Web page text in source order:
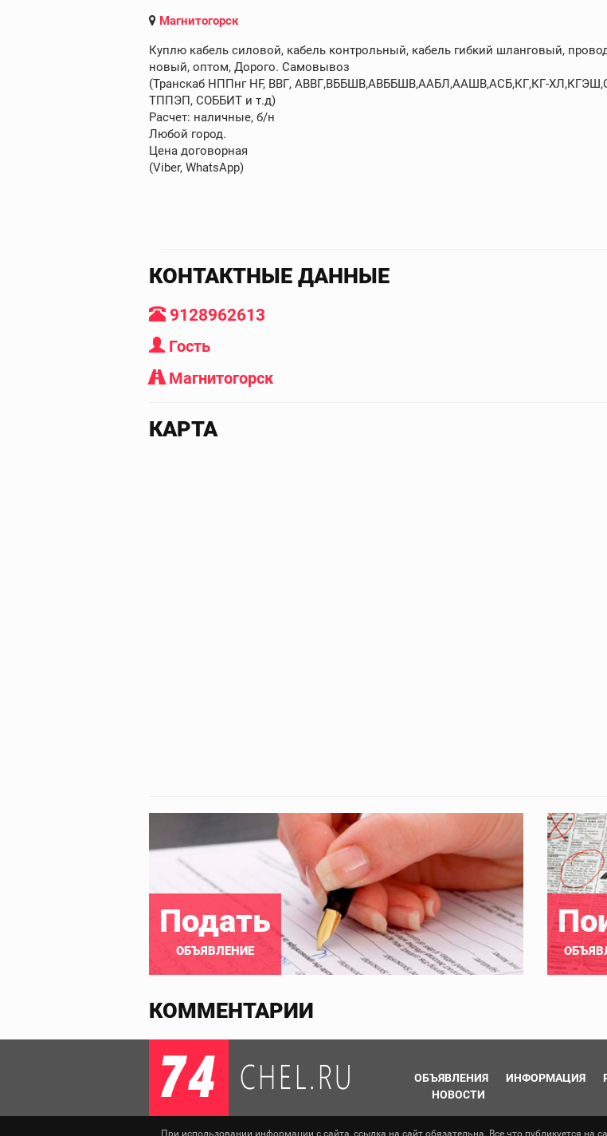
Магнитогорск
Куплю кабель силовой, кабель контрольный, кабель гибкий шланговый,
новый, оптом, Дорого. Самовывоз
(Транскаб НППнг HF, ВВГ, АВВГ,ВББШВ,АВББШВ,ААБЛ,ААШВ,АСБ,КГ,КГ-
ТППЭП, СОББИТ и т.д)
Расчет: наличные, б/н
Любой город.
Цена договорная
(Viber, WhatsApp)
КОНТАКТНЫЕ ДАННЫЕ
9128962613
Гость
Магнитогорск
КАРТА
Подать
ОБЪЯВЛЕНИЕ
КОММЕНТАРИИ
ОБЪЯВЛЕНИЯ ИНФОРМАЦИЯ
НОВОСТИ
При использовании информации с сайта, ссылка на сайт обязательна. Все что публикуется на